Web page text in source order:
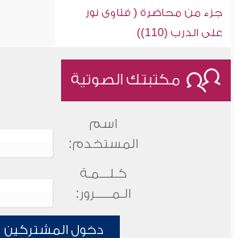
جزء من محاضرة ( فتاوى نور
على الدرب (110))
مكتبتك الصوتية
اسم
المستخدم:
كـلـــمـة
الـمـــــرور:
دخول المشتركين